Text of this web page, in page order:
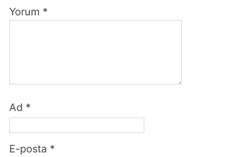
Yorum *
Ad *
E-posta *